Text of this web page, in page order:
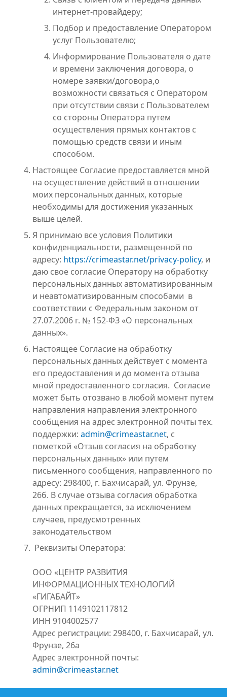
интернет-провайдеру;
Подбор и предоставление Оператором
услуг Пользователю;
Информирование Пользователя о дате
и времени заключения договора, о
номере заявки/договора,о
возможности связаться с Оператором
при отсутствии связи с Пользователем
со стороны Оператора путем
осуществления прямых контактов с
помощью средств связи и иным
способом.
Настоящее Согласие предоставляется мной
на осуществление действий в отношении
моих персональных данных, которые
необходимы для достижения указанных
выше целей.
Я принимаю все условия Политики
конфиденциальности, размещенной по
адресу: https://crimeastar.net/privacy-policy, и
даю свое согласие Оператору на обработку
персональных данных автоматизированным
и неавтоматизированным способами в
соответствии с Федеральным законом от
27.07.2006 г. № 152-ФЗ «О персональных
данных».
Настоящее Согласие на обработку
персональных данных действует с момента
его предоставления и до момента отзыва
мной предоставленного согласия. Согласие
может быть отозвано в любой момент путем
направления направления электронного
сообщения на адрес электронной почты тех.
поддержки: admin@crimeastar.net, с
пометкой «Отзыв согласия на обработку
персональных данных» или путем
письменного сообщения, направленного по
адресу: 298400, г. Бахчисарай, ул. Фрунзе,
26б. В случае отзыва согласия обработка
данных прекращается, за исключением
случаев, предусмотренных
законодательством
Реквизиты Оператора:
ООО «ЦЕНТР РАЗВИТИЯ
ИНФОРМАЦИОННЫХ ТЕХНОЛОГИЙ
«ГИГАБАЙТ»
ОГРНИП 1149102117812
ИНН 9104002577
Адрес регистрации: 298400, г. Бахчисарай, ул.
Фрунзе, 26а
Адрес электронной почты:
admin@crimeastar.net